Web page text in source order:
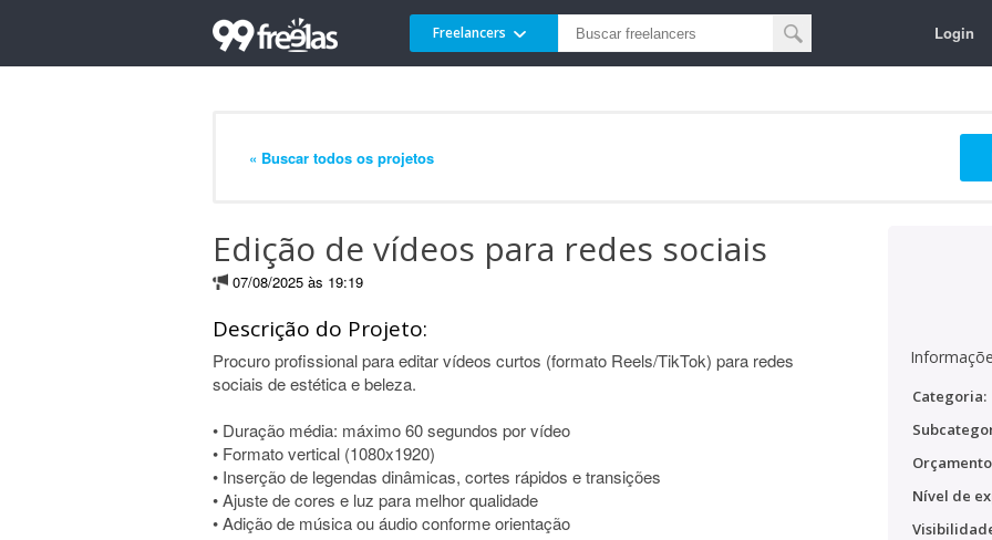
Freelancers Login
« Buscar todos os projetos
Edição de vídeos para redes sociais
07/08/2025 às 19:19
Descrição do Projeto:
Procuro profissional para editar vídeos curtos (formato Reels/TikTok) para redes
sociais de estética e beleza.
• Duração média: máximo 60 segundos por vídeo
• Formato vertical (1080x1920)
• Inserção de legendas dinâmicas, cortes rápidos e transições
• Ajuste de cores e luz para melhor qualidade
• Adição de música ou áudio conforme orientação
Categoria:
Nível de